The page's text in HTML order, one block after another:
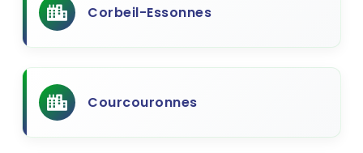
Corbeil-Essonnes
Courcouronnes